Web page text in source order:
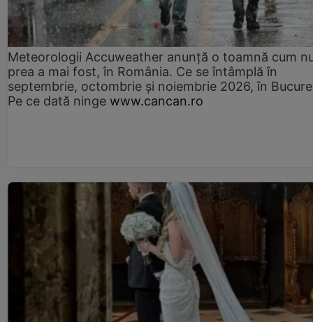
Meteorologii Accuweather anunță o toamnă cum
prea a mai fost, în România. Ce se întâmplă în
septembrie, octombrie și noiembrie 2026, în
Pe ce dată ninge www.cancan.ro